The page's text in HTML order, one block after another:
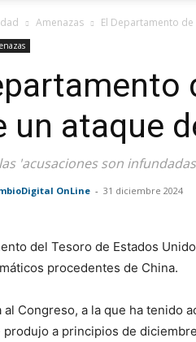
Amenazas El Departamento
un ataque
'acusaciones son
OnLine - 31 diciembre 2024
del Tesoro de Estados
procedentes de China.
al Congreso, a la que ha tenido
a principios de